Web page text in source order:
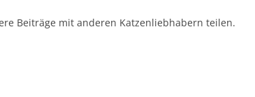
Beiträge mit anderen Katzenliebhabern teilen.